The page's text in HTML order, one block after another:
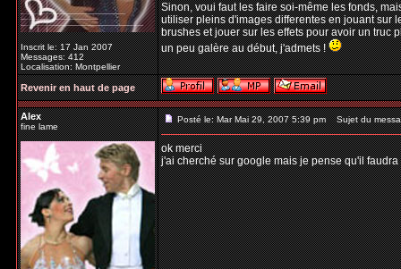
Inscrit le: 17 Jan 2007
Messages: 412
Localisation: Montpellier
Sinon, voui faut les faire soi-même les fonds,
utiliser pleins d'images differentes en jouant sur
brushes et jouer sur les effets pour avoir un truc
un peu galère au début, j'admets !
Revenir en haut de page
Alex
fine lame
Posté le: Mar Mai 29, 2007 5:39 pm Sujet du
ok merci
j'ai cherché sur google mais je pense qu'il